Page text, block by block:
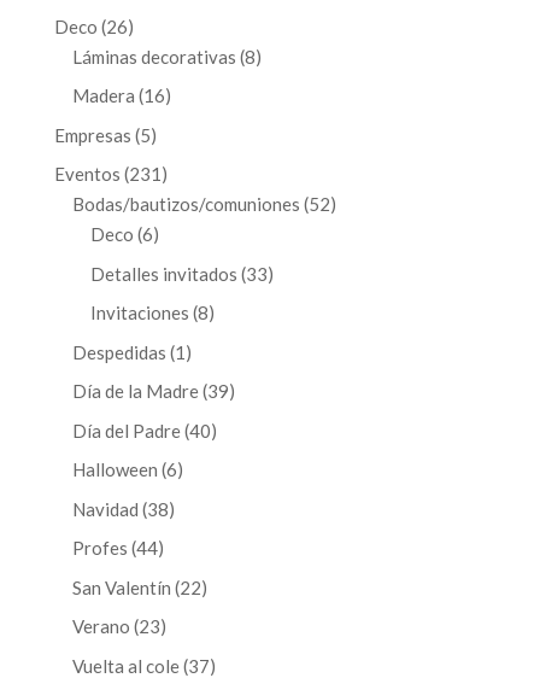
Deco 2626
productos
Láminas decorativas 88
Madera 1616
Empresas 55
productos
Eventos 231 231
productos
Bodas/bautizos/comuniones 5252
Deco 66
productos
Detalles invitados 3333
Invitaciones 88
Despedidas 1 1
producto
Día de la Madre 3939
Día del Padre 4040
Halloween 66
Navidad 3838
Profes 4444
productos
San Valentín 2222
Verano 2323
productos
Vuelta al cole 3737